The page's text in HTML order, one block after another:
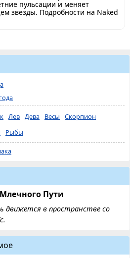
пульсации и меняет
звезды. Подробности на Naked
Лев Дева Весы
Скорпион
Рыбы
Пути
движется в пространстве со